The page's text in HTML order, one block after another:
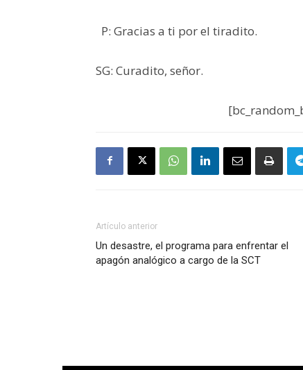
P: Gracias a ti por el tiradito.
SG: Curadito, señor.
Artículo anterior
Un desastre, el programa para enfrentar el
apagón analógico a cargo de la SCT